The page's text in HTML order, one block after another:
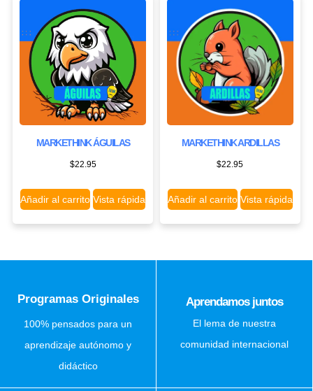
MARKETHINK ÁGUILAS
$22.95
Añadir al carrito Vista rápida
MARKETHINK ARDILLAS
$22.95
Añadir al carrito Vista rápida
Programas Originales
100% pensados para un
aprendizaje autónomo y
didáctico
Aprendamos juntos
El lema de nuestra
comunidad internacional